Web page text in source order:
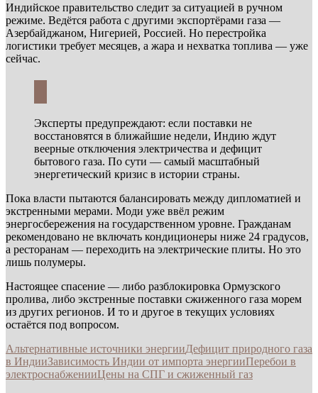
Индийское правительство следит за ситуацией в ручном
режиме. Ведётся работа с другими экспортёрами газа —
Азербайджаном, Нигерией, Россией. Но перестройка
логистики требует месяцев, а жара и нехватка топлива — уже
сейчас.
Эксперты предупреждают: если поставки не
восстановятся в ближайшие недели, Индию ждут
веерные отключения электричества и дефицит
бытового газа. По сути — самый масштабный
энергетический кризис в истории страны.
Пока власти пытаются балансировать между дипломатией и
экстренными мерами. Моди уже ввёл режим
энергосбережения на государственном уровне. Гражданам
рекомендовано не включать кондиционеры ниже 24 градусов,
а ресторанам — переходить на электрические плиты. Но это
лишь полумеры.
Настоящее спасение — либо разблокировка Ормузского
пролива, либо экстренные поставки сжиженного газа морем
из других регионов. И то и другое в текущих условиях
остаётся под вопросом.
Альтернативные источники энергииДефицит природного газа
в ИндииЗависимость Индии от импорта энергииПеребои в
электроснабженииЦены на СПГ и сжиженный газ